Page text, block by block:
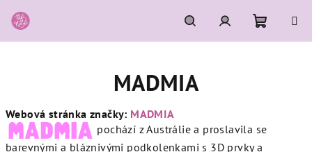
na
obsah
HledatPřihlášeníNákupní
MADMIA
Webová stránka značky: MADMIA
pochází z Austrálie a proslavila se
barevnými a bláznivými podkolenkami s 3D prvky a